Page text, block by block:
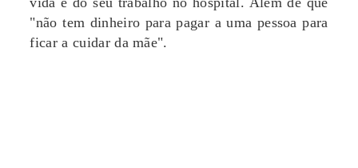
"não tem dinheiro para pagar a uma pessoa para
ficar a cuidar da mãe".